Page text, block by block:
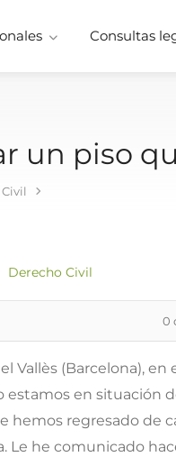
Consultas
un piso
Derecho Civil
0
Vallès (Barcelona), en
en situación
hemos regresado de
Le he comunicado